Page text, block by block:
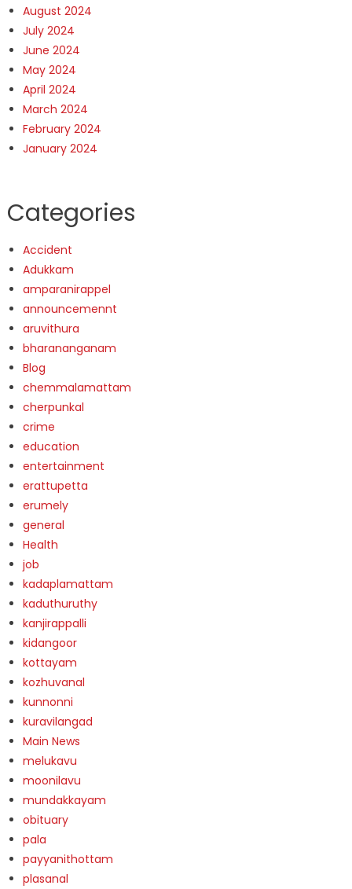
August 2024
July 2024
June 2024
May 2024
April 2024
March 2024
February 2024
January 2024
Categories
Accident
Adukkam
amparanirappel
announcemennt
aruvithura
bharananganam
Blog
chemmalamattam
cherpunkal
crime
education
entertainment
erattupetta
erumely
general
Health
job
kadaplamattam
kaduthuruthy
kanjirappalli
kidangoor
kottayam
kozhuvanal
kunnonni
kuravilangad
Main News
melukavu
moonilavu
mundakkayam
obituary
pala
payyanithottam
plasanal